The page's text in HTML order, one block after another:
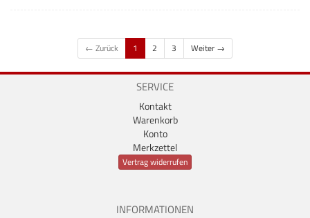
← Zurück 1 2 3 Weiter →
SERVICE
Kontakt
Warenkorb
Konto
Merkzettel
Vertrag widerrufen
INFORMATIONEN